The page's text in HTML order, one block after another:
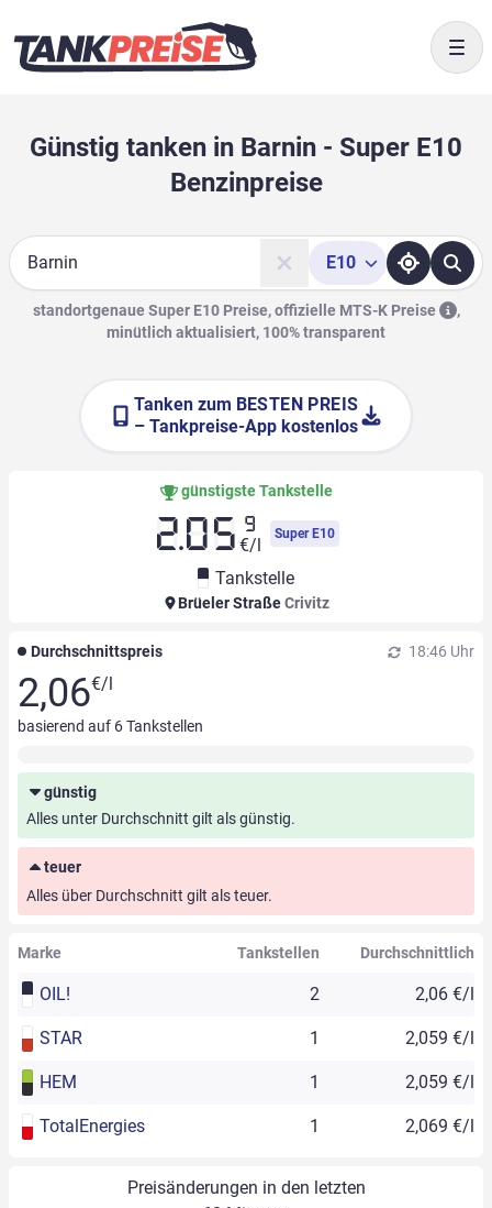
Günstig tanken in Barnin - Super E10
Benzinpreise
Suche
E10
standortgenaue Super E10 Preise, offizielle MTS-K Preise
,
minütlich aktualisiert, 100% transparent
Tanken zum BESTEN PREIS
– Tankpreise-App kostenlos
günstigste Tankstelle
2.05 9
€/l
Super E10
Tankstelle
Brüeler StraßeCrivitz
Durchschnittspreis 18:46 Uhr
2,06€/l
basierend auf 6Tankstellen
günstig
Alles unter Durchschnitt gilt als günstig.
teuer
Alles über Durchschnitt gilt als teuer.
Marke Tankstellen Durchschnittlich
OIL! 2 2,06 €/l
STAR 1 2,059 €/l
HEM 1 2,059 €/l
TotalEnergies 1 2,069 €/l
Preisänderungen in den letzten